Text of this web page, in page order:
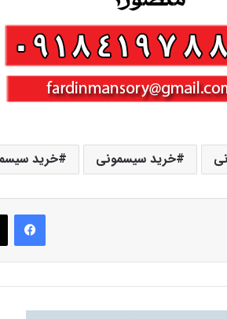
خرید سیسمونی خرید
فیس